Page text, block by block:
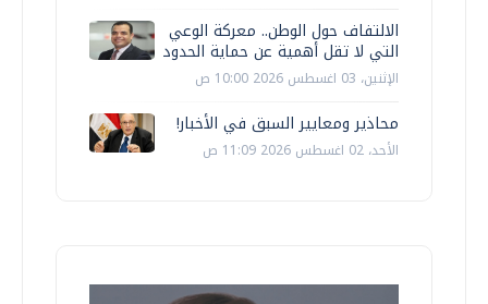
الالتفاف حول الوطن.. معركة الوعي
التي لا تقل أهمية عن حماية الحدود
الإثنين، 03 اغسطس 2026 10:00 ص
محاذير ومعايير السبق في الأخبار!
الأحد، 02 اغسطس 2026 11:09 ص